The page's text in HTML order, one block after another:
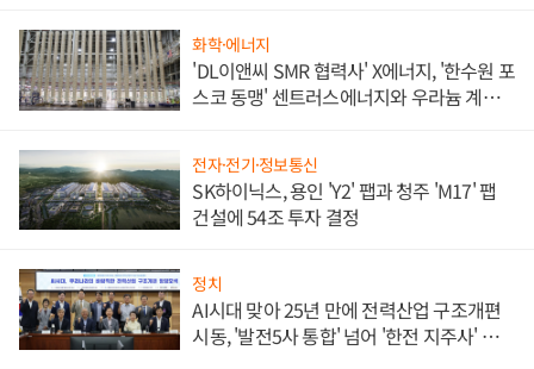
화학·에너지
'DL이앤씨 SMR 협력사' X에너지, '한수원 포
스코 동맹' 센트러스에너지와 우라늄 계약
전자·전기·정보통신
SK하이닉스, 용인 'Y2' 팹과 청주 'M17' 팹
건설에 54조 투자 결정
정치
AI시대 맞아 25년 만에 전력산업 구조개편
시동, '발전5사 통합' 넘어 '한전 지주사' 재편